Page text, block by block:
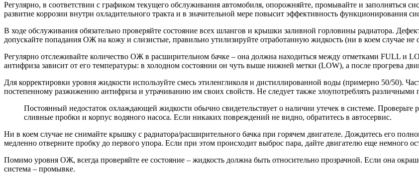
Регулярно, в соответствии с графиком текущего обслуживания автомобиля, опорожняйте, промывайте и заполняться
развитие коррозии внутри охладительного тракта и в значительной мере повысит эффективность функционирования
В ходе обслуживания обязательно проверяйте состояние всех шлангов и крышки заливной горловины радиатора.
допускайте попадания ОЖ на кожу и слизистые, правильно утилизируйте отработанную жидкость (ни в коем случае
Регулярно отслеживайте количество ОЖ в расширительном бачке – она должна находиться между отметками FULL и
антифриза зависит от его температуры: в холодном состоянии он чуть выше нижней метки (LOW), а после прогрева
Для корректировки уровня жидкости используйте смесь этиленгликоля и дистиллированной воды (примерно 50/50).
постепенному разжижению антифриза и утрачиванию им своих свойств. Не следует также злоупотреблять различными
Постоянный недостаток охлаждающей жидкости обычно свидетельствует о наличии утечек в системе.
сливные пробки и корпус водяного насоса. Если никаких повреждений не видно, обратитесь в автосервис.
Ни в коем случае не снимайте крышку с радиатора/расширительного бачка при горячем двигателе. Дождитесь его
медленно отверните пробку до первого упора. Если при этом происходит выброс пара, дайте двигателю еще немного
Помимо уровня ОЖ, всегда проверяйте ее состояние – жидкость должна быть относительно прозрачной. Если она
система – промывке.